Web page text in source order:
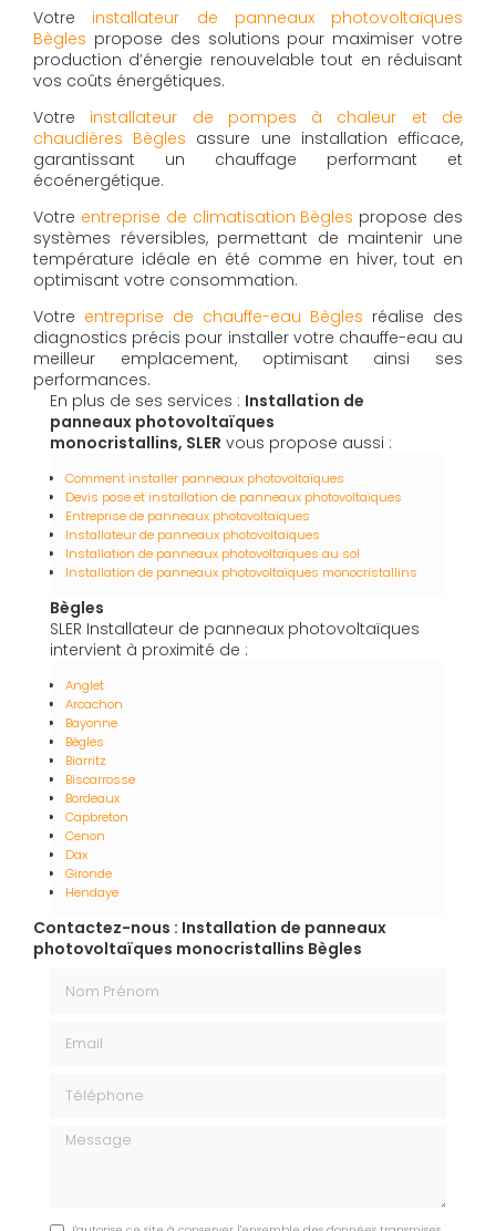
Votre installateur de panneaux photovoltaïques
Bègles propose des solutions pour maximiser votre
production d’énergie renouvelable tout en réduisant
vos coûts énergétiques.
Votre installateur de pompes à chaleur et de
chaudières Bègles assure une installation efficace,
garantissant un chauffage performant et
écoénergétique.
Votre entreprise de climatisation Bègles propose des
systèmes réversibles, permettant de maintenir une
température idéale en été comme en hiver, tout en
optimisant votre consommation.
Votre entreprise de chauffe-eau Bègles réalise des
diagnostics précis pour installer votre chauffe-eau au
meilleur emplacement, optimisant ainsi ses
performances.
En plus de ses services : Installation de
panneaux photovoltaïques
monocristallins, SLER vous propose aussi :
Comment installer panneaux photovoltaïques
Devis pose et installation de panneaux photovoltaïques
Entreprise de panneaux photovoltaïques
Installateur de panneaux photovoltaïques
Installation de panneaux photovoltaïques au sol
Installation de panneaux photovoltaïques monocristallins
Bègles
SLER Installateur de panneaux photovoltaïques
intervient à proximité de :
Anglet
Arcachon
Bayonne
Bègles
Biarritz
Biscarrosse
Bordeaux
Capbreton
Cenon
Dax
Gironde
Hendaye
Contactez-nous : Installation de panneaux
photovoltaïques monocristallins Bègles
Message